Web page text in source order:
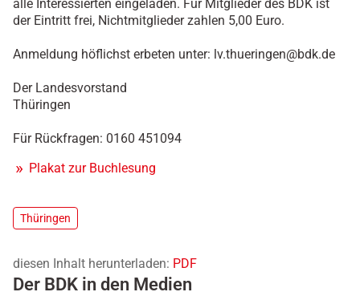
alle Interessierten eingeladen. Für Mitglieder des BDK ist
der Eintritt frei, Nichtmitglieder zahlen 5,00 Euro.
Anmeldung höflichst erbeten unter: lv.thueringen@bdk.de
Der Landesvorstand
Thüringen
Für Rückfragen: 0160 451094
Plakat zur Buchlesung
Thüringen
diesen Inhalt herunterladen: PDF
Der BDK in den Medien